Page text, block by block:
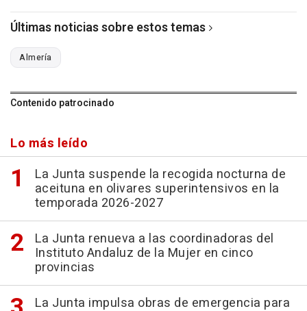
Últimas noticias sobre estos temas
Almería
Contenido patrocinado
Lo más leído
La Junta suspende la recogida nocturna de
aceituna en olivares superintensivos en la
temporada 2026-2027
La Junta renueva a las coordinadoras del
Instituto Andaluz de la Mujer en cinco
provincias
La Junta impulsa obras de emergencia para